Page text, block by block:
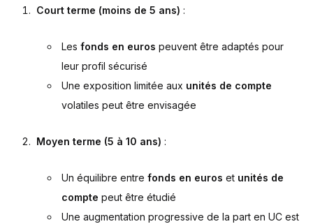
Court terme (moins de 5 ans) :
Les fonds en euros peuvent être adaptés pour
leur profil sécurisé
Une exposition limitée aux unités de compte
volatiles peut être envisagée
Moyen terme (5 à 10 ans) :
Un équilibre entre fonds en euros et unités de
compte peut être étudié
Une augmentation progressive de la part en UC est